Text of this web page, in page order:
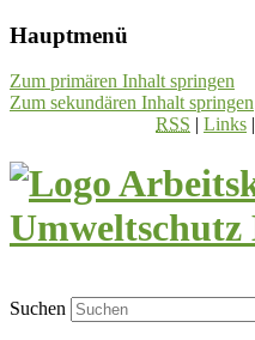
Hauptmenü
Zum primären Inhalt springen
Zum sekundären Inhalt springen
RSS | Links |
Suchen